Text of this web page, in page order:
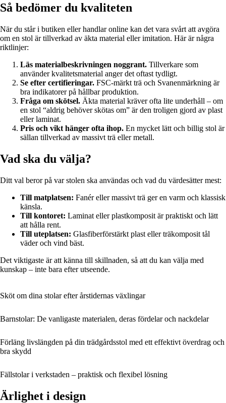
Så bedömer du kvaliteten
När du står i butiken eller handlar online kan det vara svårt att avgöra
om en stol är tillverkad av äkta material eller imitation. Här är några
riktlinjer:
Läs materialbeskrivningen noggrant. Tillverkare som
använder kvalitetsmaterial anger det oftast tydligt.
Se efter certifieringar. FSC-märkt trä och Svanenmärkning är
bra indikatorer på hållbar produktion.
Fråga om skötsel. Äkta material kräver ofta lite underhåll – om
en stol “aldrig behöver skötas om” är den troligen gjord av plast
eller laminat.
Pris och vikt hänger ofta ihop. En mycket lätt och billig stol är
sällan tillverkad av massivt trä eller metall.
Vad ska du välja?
Ditt val beror på var stolen ska användas och vad du värdesätter mest:
Till matplatsen: Fanér eller massivt trä ger en varm och klassisk
känsla.
Till kontoret: Laminat eller plastkomposit är praktiskt och lätt
att hålla rent.
Till uteplatsen: Glasfiberförstärkt plast eller träkomposit tål
väder och vind bäst.
Det viktigaste är att känna till skillnaden, så att du kan välja med
kunskap – inte bara efter utseende.
Sköt om dina stolar efter årstidernas växlingar
Barnstolar: De vanligaste materialen, deras fördelar och nackdelar
Förläng livslängden på din trädgårdsstol med ett effektivt överdrag och
bra skydd
Fällstolar i verkstaden – praktisk och flexibel lösning
Ärlighet i design